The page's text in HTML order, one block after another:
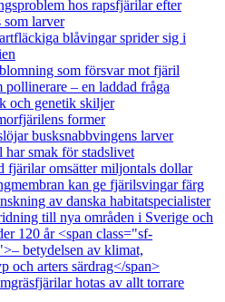
hos rapsfjärilar efter
som larver
blåvingar sprider sig i
som försvar mot fjäril
pollinerare – en laddad fråga
och genetik skiljer
former
busksnabbvingens larver
smak för stadslivet
fjärilar omsätter miljontals dollar
kan ge fjärilsvingar färg
av danska habitatspecialister
till nya områden i Sverige och
120 år <span class="sf-
betydelsen av klimat,
och arters särdrag</span>
hotas av allt torrare